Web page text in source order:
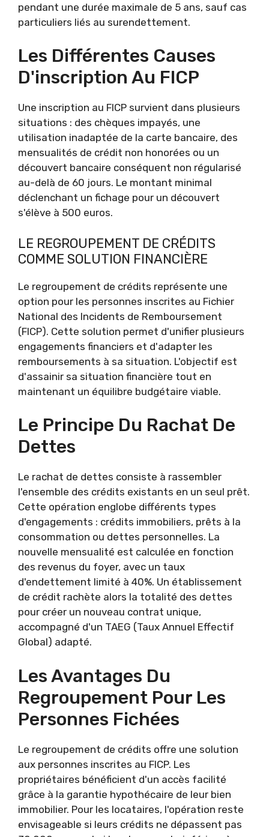
pendant une durée maximale de 5 ans, sauf cas
particuliers liés au surendettement.
Les Différentes Causes
D'inscription Au FICP
Une inscription au FICP survient dans plusieurs
situations : des chèques impayés, une
utilisation inadaptée de la carte bancaire, des
mensualités de crédit non honorées ou un
découvert bancaire conséquent non régularisé
au-delà de 60 jours. Le montant minimal
déclenchant un fichage pour un découvert
s'élève à 500 euros.
LE REGROUPEMENT DE CRÉDITS
COMME SOLUTION FINANCIÈRE
Le regroupement de crédits représente une
option pour les personnes inscrites au Fichier
National des Incidents de Remboursement
(FICP). Cette solution permet d'unifier plusieurs
engagements financiers et d'adapter les
remboursements à sa situation. L'objectif est
d'assainir sa situation financière tout en
maintenant un équilibre budgétaire viable.
Le Principe Du Rachat De
Dettes
Le rachat de dettes consiste à rassembler
l'ensemble des crédits existants en un seul prêt.
Cette opération englobe différents types
d'engagements : crédits immobiliers, prêts à la
consommation ou dettes personnelles. La
nouvelle mensualité est calculée en fonction
des revenus du foyer, avec un taux
d'endettement limité à 40%. Un établissement
de crédit rachète alors la totalité des dettes
pour créer un nouveau contrat unique,
accompagné d'un TAEG (Taux Annuel Effectif
Global) adapté.
Les Avantages Du
Regroupement Pour Les
Personnes Fichées
Le regroupement de crédits offre une solution
aux personnes inscrites au FICP. Les
propriétaires bénéficient d'un accès facilité
grâce à la garantie hypothécaire de leur bien
immobilier. Pour les locataires, l'opération reste
envisageable si leurs crédits ne dépassent pas